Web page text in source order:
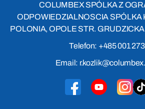
COLUMBEX SPÓLKA Z
ODPOWIEDZIALNOSCIA SPÓLKA
POLONIA, OPOLE STR.
Telefon: +485 001
Email: